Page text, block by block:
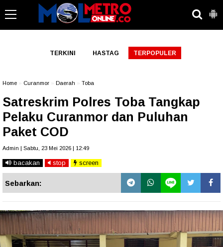
TERKINI HASTAG TERPOPULER
Home Curanmor Daerah Toba
Satreskrim Polres Toba Tangkap
Pelaku Curanmor dan Puluhan
Paket COD
Admin | Sabtu, 23 Mei 2026 | 12:49
bacakan stop screen
Sebarkan: